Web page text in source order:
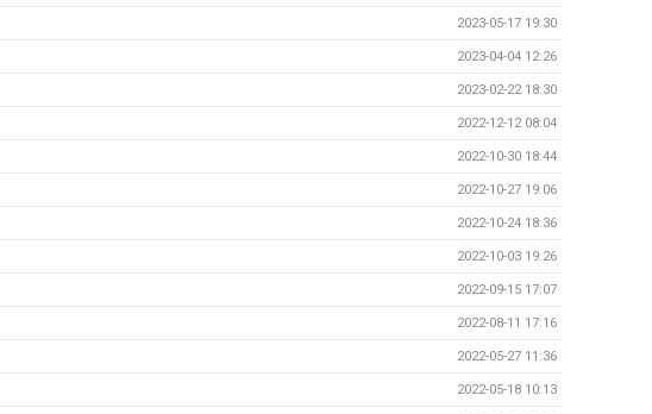
2023-05-17 19:30
2023-04-04 12:26
2023-02-22 18:30
2022-12-12 08:04
2022-10-30 18:44
2022-10-27 19:06
2022-10-24 18:36
2022-10-03 19:26
2022-09-15 17:07
2022-08-11 17:16
2022-05-27 11:36
2022-05-18 10:13